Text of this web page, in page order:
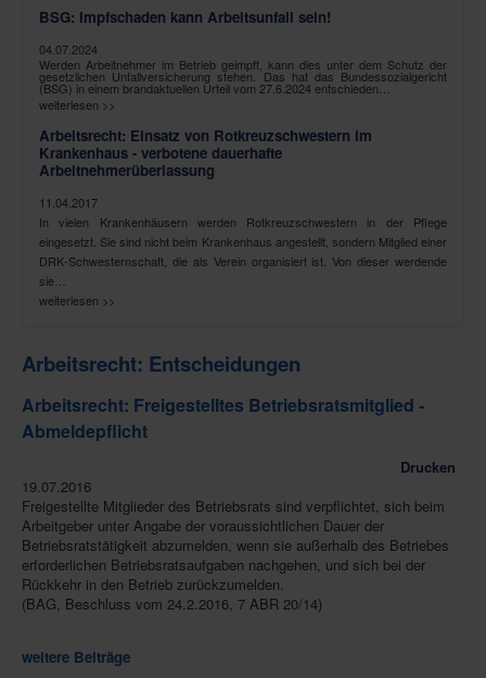
BSG: Impfschaden kann Arbeitsunfall sein!
04.07.2024
Werden Arbeitnehmer im Betrieb geimpft, kann dies unter dem Schutz der
gesetzlichen Unfallversicherung stehen. Das hat das Bundessozialgericht
(BSG) in einem brandaktuellen Urteil vom 27.6.2024 entschieden…
weiterlesen >>
Arbeitsrecht: Einsatz von Rotkreuzschwestern im
Krankenhaus - verbotene dauerhafte
Arbeitnehmerüberlassung
11.04.2017
In vielen Krankenhäusern werden Rotkreuzschwestern in der Pflege
eingesetzt. Sie sind nicht beim Krankenhaus angestellt, sondern Mitglied einer
DRK-Schwesternschaft, die als Verein organisiert ist. Von dieser werdende
sie…
weiterlesen >>
Arbeitsrecht: Entscheidungen
Arbeitsrecht: Freigestelltes Betriebsratsmitglied -
Abmeldepflicht
Drucken
19.07.2016
Freigestellte Mitglieder des Betriebsrats sind verpflichtet, sich beim
Arbeitgeber unter Angabe der voraussichtlichen Dauer der
Betriebsratstätigkeit abzumelden, wenn sie außerhalb des Betriebes
erforderlichen Betriebsratsaufgaben nachgehen, und sich bei der
Rückkehr in den Betrieb zurückzumelden.
(BAG, Beschluss vom 24.2.2016, 7 ABR 20/14)
weitere Beiträge